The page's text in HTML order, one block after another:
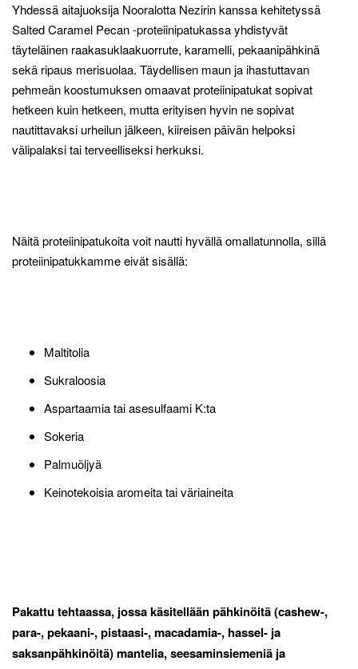
Yhdessä aitajuoksija Nooralotta Nezirin kanssa kehitetyssä
Salted Caramel Pecan -proteiinipatukassa yhdistyvät
täyteläinen raakasuklaakuorrute, karamelli, pekaanipähkinä
sekä ripaus merisuolaa. Täydellisen maun ja ihastuttavan
pehmeän koostumuksen omaavat proteiinipatukat sopivat
hetkeen kuin hetkeen, mutta erityisen hyvin ne sopivat
nautittavaksi urheilun jälkeen, kiireisen päivän helpoksi
välipalaksi tai terveelliseksi herkuksi.
Näitä proteiinipatukoita voit nautti hyvällä omallatunnolla, sillä
proteiinipatukkamme eivät sisällä:
Maltitolia
Sukraloosia
Aspartaamia tai asesulfaami K:ta
Sokeria
Palmuöljyä
Keinotekoisia aromeita tai väriaineita
Pakattu tehtaassa, jossa käsitellään pähkinöitä (cashew-,
para-, pekaani-, pistaasi-, macadamia-, hassel- ja
saksanpähkinöitä) mantelia, seesaminsiemeniä ja